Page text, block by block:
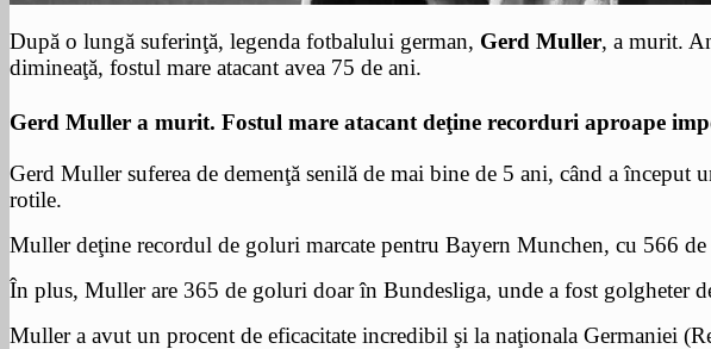
După o lungă suferinţă, legenda fotbalului german, Gerd Muller, a murit.
dimineaţă, fostul mare atacant avea 75 de ani.
Gerd Muller a murit. Fostul mare atacant deţine recorduri aproape
Gerd Muller suferea de demenţă senilă de mai bine de 5 ani, când a
rotile.
Muller deţine recordul de goluri marcate pentru Bayern Munchen, cu 566
În plus, Muller are 365 de goluri doar în Bundesliga, unde a fost golgheter
Muller a avut un procent de eficacitate incredibil şi la naţionala Germaniei